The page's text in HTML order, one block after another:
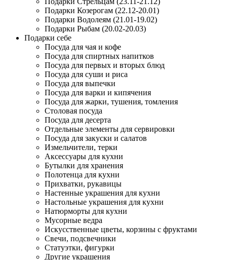
Подарки Козерогам (22.12-20.01)
Подарки Водолеям (21.01-19.02)
Подарки Рыбам (20.02-20.03)
Подарки себе
Посуда для чая и кофе
Посуда для спиртных напитков
Посуда для первых и вторых блюд
Посуда для суши и риса
Посуда для выпечки
Посуда для варки и кипячения
Посуда для жарки, тушения, томления
Столовая посуда
Посуда для десерта
Отдельные элементы для сервировки
Посуда для закуски и салатов
Измельчители, терки
Аксессуары для кухни
Бутылки для хранения
Полотенца для кухни
Прихватки, рукавицы
Настенные украшения для кухни
Настольные украшения для кухни
Натюрморты для кухни
Мусорные ведра
Искусственные цветы, корзины с фруктами
Свечи, подсвечники
Статуэтки, фигурки
Другие украшения